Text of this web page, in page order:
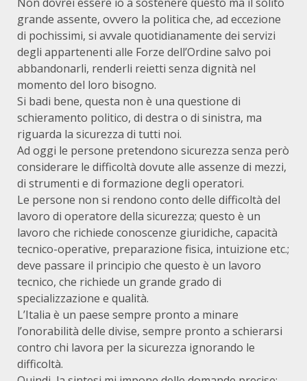
grande assente, ovvero la politica che, ad eccezione
di pochissimi, si avvale quotidianamente dei servizi
degli appartenenti alle Forze dell’Ordine salvo poi
abbandonarli, renderli reietti senza dignità nel
momento del loro bisogno.
Si badi bene, questa non è una questione di
schieramento politico, di destra o di sinistra, ma
riguarda la sicurezza di tutti noi.
Ad oggi le persone pretendono sicurezza senza però
considerare le difficoltà dovute alle assenze di mezzi,
di strumenti e di formazione degli operatori.
Le persone non si rendono conto delle difficoltà del
lavoro di operatore della sicurezza; questo è un
lavoro che richiede conoscenze giuridiche, capacità
tecnico-operative, preparazione fisica, intuizione etc.;
deve passare il principio che questo è un lavoro
tecnico, che richiede un grande grado di
specializzazione e qualità.
L’Italia è un paese sempre pronto a minare
l’onorabilità delle divise, sempre pronto a schierarsi
contro chi lavora per la sicurezza ignorando le
difficoltà.